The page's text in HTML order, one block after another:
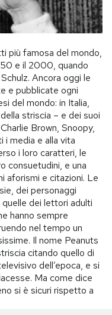
più famosa del mondo,
e il 2000, quando
Ancora oggi le
e pubblicate ogni
del mondo: in Italia,
striscia – e dei suoi
Brown, Snoopy,
media e alla vita
i loro caratteri, le
consuetudini, e una
aforismi e citazioni. Le
dei personaggi
dei lettori adulti
hanno sempre
nel tempo un
Il nome Peanuts
citando quello di
dell’epoca, e si
Ma come dice
si è sicuri rispetto a